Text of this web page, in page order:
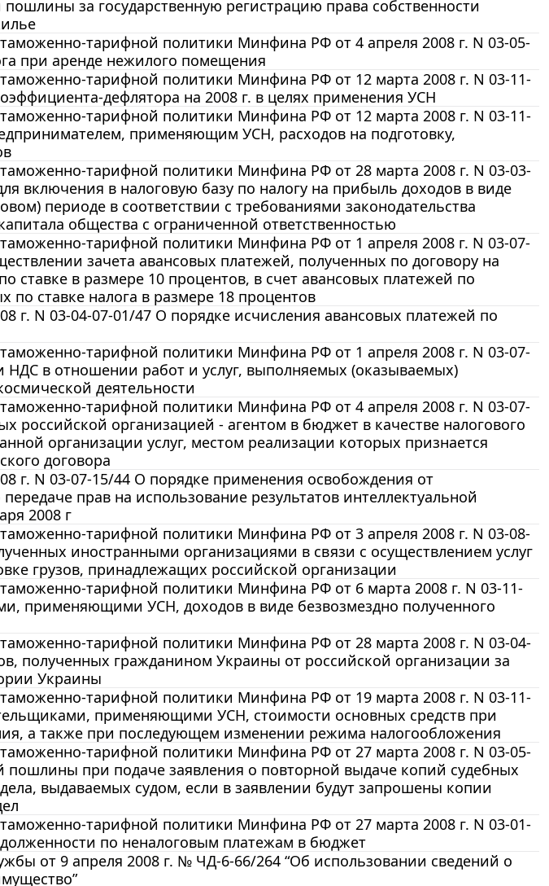
за государственную регистрацию права собственности
тарифной политики Минфина РФ от 4 апреля 2008 г. N 03-05-
при аренде нежилого помещения
тарифной политики Минфина РФ от 12 марта 2008 г. N 03-11-
дефлятора на 2008 г. в целях применения УСН
тарифной политики Минфина РФ от 12 марта 2008 г. N 03-11-
применяющим УСН, расходов на подготовку,
тарифной политики Минфина РФ от 28 марта 2008 г. N 03-03-
включения в налоговую базу по налогу на прибыль доходов в виде
периоде в соответствии с требованиями законодательства
общества с ограниченной ответственностью
тарифной политики Минфина РФ от 1 апреля 2008 г. N 03-07-
зачета авансовых платежей, полученных по договору на
ставке в размере 10 процентов, в счет авансовых платежей по
по ставке налога в размере 18 процентов
г. N 03-04-07-01/47 О порядке исчисления авансовых платежей по
тарифной политики Минфина РФ от 1 апреля 2008 г. N 03-07-
НДС в отношении работ и услуг, выполняемых (оказываемых)
деятельности
тарифной политики Минфина РФ от 4 апреля 2008 г. N 03-07-
российской организацией - агентом в бюджет в качестве налогового
организации услуг, местом реализации которых признается
договора
г. N 03-07-15/44 О порядке применения освобождения от
прав на использование результатов интеллектуальной
2008 г
тарифной политики Минфина РФ от 3 апреля 2008 г. N 03-08-
иностранными организациями в связи с осуществлением услуг
грузов, принадлежащих российской организации
тарифной политики Минфина РФ от 6 марта 2008 г. N 03-11-
применяющими УСН, доходов в виде безвозмездно полученного
тарифной политики Минфина РФ от 28 марта 2008 г. N 03-04-
полученных гражданином Украины от российской организации за
Украины
тарифной политики Минфина РФ от 19 марта 2008 г. N 03-11-
применяющими УСН, стоимости основных средств при
а также при последующем изменении режима налогообложения
тарифной политики Минфина РФ от 27 марта 2008 г. N 03-05-
пошлины при подаче заявления о повторной выдаче копий судебных
выдаваемых судом, если в заявлении будут запрошены копии
тарифной политики Минфина РФ от 27 марта 2008 г. N 03-01-
по неналоговым платежам в бюджет
от 9 апреля 2008 г. № ЧД-6-66/264 “Об использовании сведений о